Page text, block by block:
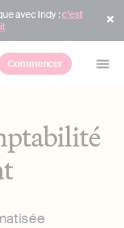
avec Indy :c’est
Commencer